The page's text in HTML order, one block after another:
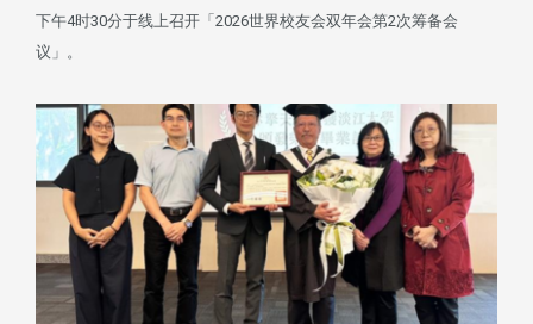
下午4时30分于线上召开「2026世界校友会双年会第2次筹备会
议」。